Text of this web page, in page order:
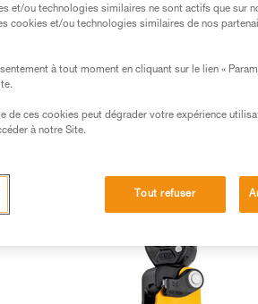
rendement (2)
et/ou technologies similaires ne sont actifs que sur
cookies et/ou technologies similaires de nos
à tout moment en cliquant sur le lien «
de ces cookies peut dégrader votre expérience
à notre Site.
Tout refuser